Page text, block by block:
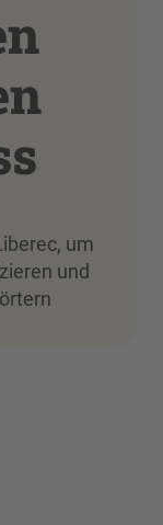
um
und